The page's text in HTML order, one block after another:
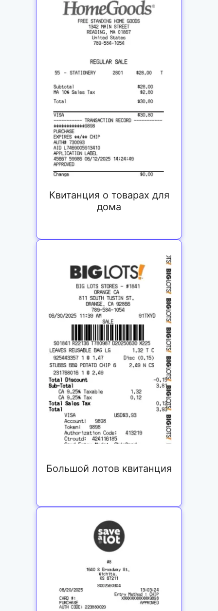
Квитанция о товарах для
дома
Большой лотов квитанция